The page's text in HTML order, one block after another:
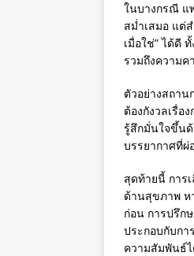
ในบางกรณี แ
สม่ำเสมอ แต่
เมื่อใช่” ได้ดี
รวมถึงความค
ตัวอย่างสถา
ต้องกังวลเรื่อ
รู้สึกมั่นใจขึ้นด้
บรรยากาศที่ผ่
สุดท้ายนี้ การ
ด้านสุขภาพ ห
ก่อน การปรึก
ประกอบกับก
ความสัมพันธ์